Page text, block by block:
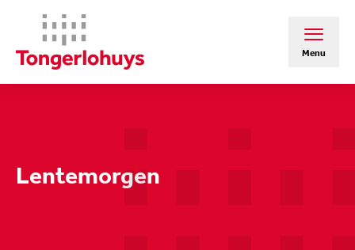
Menu
Lentemorgen